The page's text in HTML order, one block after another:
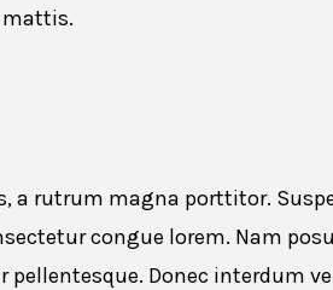
mattis.
a rutrum magna porttitor.
congue lorem. Nam
Donec interdum